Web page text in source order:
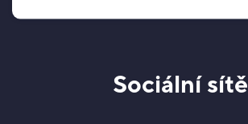
Sociální sítě